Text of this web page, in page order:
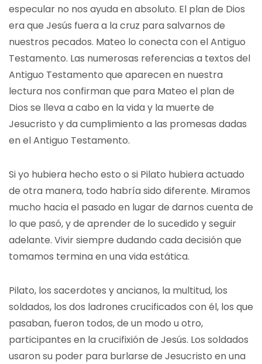
especular no nos ayuda en absoluto. El plan de Dios
era que Jesús fuera a la cruz para salvarnos de
nuestros pecados. Mateo lo conecta con el Antiguo
Testamento. Las numerosas referencias a textos del
Antiguo Testamento que aparecen en nuestra
lectura nos confirman que para Mateo el plan de
Dios se lleva a cabo en la vida y la muerte de
Jesucristo y da cumplimiento a las promesas dadas
en el Antiguo Testamento.
Si yo hubiera hecho esto o si Pilato hubiera actuado
de otra manera, todo habría sido diferente. Miramos
mucho hacia el pasado en lugar de darnos cuenta de
lo que pasó, y de aprender de lo sucedido y seguir
adelante. Vivir siempre dudando cada decisión que
tomamos termina en una vida estática.
Pilato, los sacerdotes y ancianos, la multitud, los
soldados, los dos ladrones crucificados con él, los que
pasaban, fueron todos, de un modo u otro,
participantes en la crucifixión de Jesús. Los soldados
usaron su poder para burlarse de Jesucristo en una